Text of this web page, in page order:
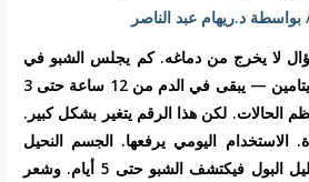
بواسطة د.ريهام عبد الناصر
لا يخرج من دماغه.كم يجلس الشبو في
الشبو — أو الميثامفيتامين — يبقى في الدم من 12 ساعة حتى 3
الحالات. لكن هذا الرقم يتغير بشكل كبير.
الاستخدام اليومي يرفعها. الجسم النحيل
يتخلص منها أسرع. أما تحليل البول فيكتشف الشبو حتى 5 أيام. وشعر